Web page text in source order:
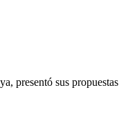
presentó sus propuestas